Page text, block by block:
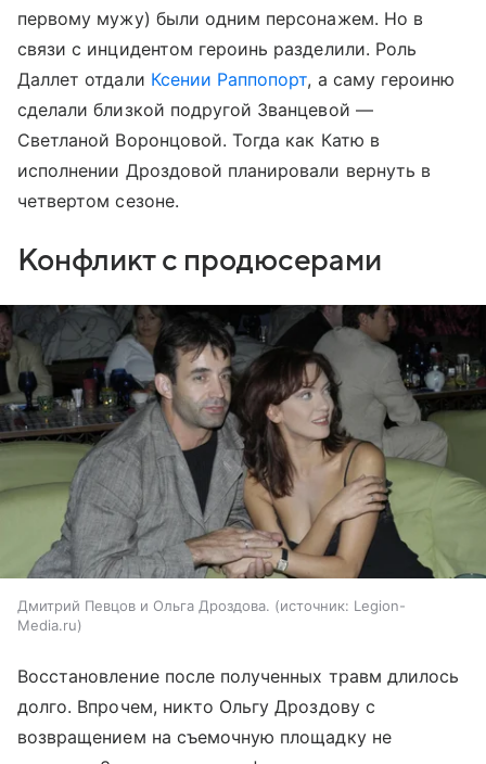
первому мужу) были одним персонажем. Но в
связи с инцидентом героинь разделили. Роль
Даллет отдали Ксении Раппопорт, а саму героиню
сделали близкой подругой Званцевой —
Светланой Воронцовой. Тогда как Катю в
исполнении Дроздовой планировали вернуть в
четвертом сезоне.
Конфликт с продюсерами
Дмитрий Певцов и Ольга Дроздова. источник: Legion-
Media.ru
Восстановление после полученных травм длилось
долго. Впрочем, никто Ольгу Дроздову с
возвращением на съемочную площадку не